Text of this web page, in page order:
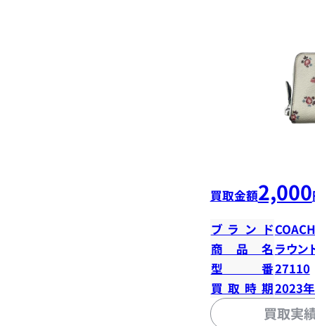
買取金額2,000
ブランドCOACH
商品名 ラウン
型番27110
買取時期2023
買取実